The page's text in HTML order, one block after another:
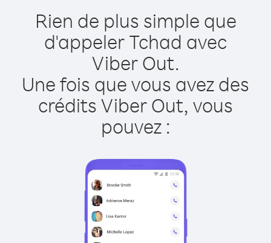
Rien de plus simple que
d'appeler Tchad avec
Viber Out.
Une fois que vous avez des
crédits Viber Out, vous
pouvez :